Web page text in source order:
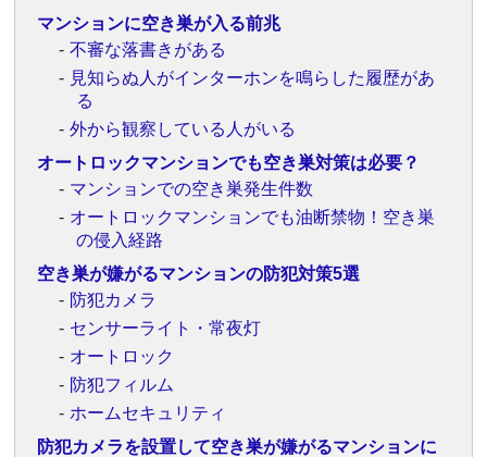
マンションに空き巣が入る前兆
不審な落書きがある
見知らぬ人がインターホンを鳴らした履歴があ
る
外から観察している人がいる
オートロックマンションでも空き巣対策は必要？
マンションでの空き巣発生件数
オートロックマンションでも油断禁物！空き巣
の侵入経路
空き巣が嫌がるマンションの防犯対策5選
防犯カメラ
センサーライト・常夜灯
オートロック
防犯フィルム
ホームセキュリティ
防犯カメラを設置して空き巣が嫌がるマンションに